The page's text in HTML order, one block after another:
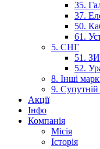
35.
37.
50.
61.
5. СНГ
51.
52.
8. Інші
9. Супутній
Акції
Інфо
Компанія
Місія
Історія